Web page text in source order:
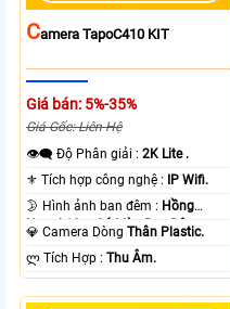
CAmera TapoC410 KIT
Giá bán: 5%-35%
Giá Gốc: Liên Hệ
👁️‍🗨 Độ Phân giải :2K Lite .
⚜️ Tích hợp công nghệ : IP Wifi.
🌛 Hình ảnh ban đêm : Hồng
Ngoại 10m Có Màu Ban Ðêm.
💎 Camera DòngThân Plastic.
️ლ Tích Hợp :Thu Âm.